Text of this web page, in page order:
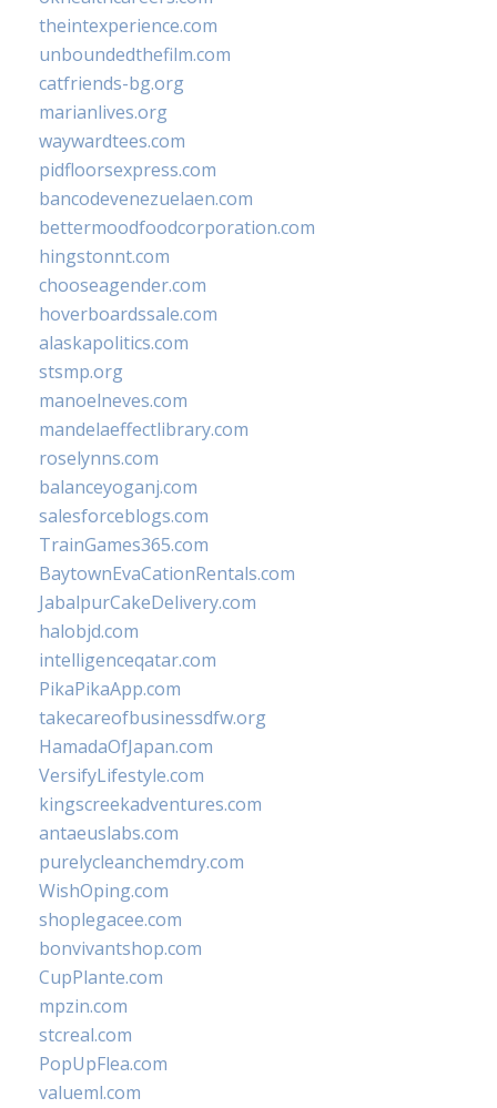
theintexperience.com
unboundedthefilm.com
catfriends-bg.org
marianlives.org
waywardtees.com
pidfloorsexpress.com
bancodevenezuelaen.com
bettermoodfoodcorporation.com
hingstonnt.com
chooseagender.com
hoverboardssale.com
alaskapolitics.com
stsmp.org
manoelneves.com
mandelaeffectlibrary.com
roselynns.com
balanceyoganj.com
salesforceblogs.com
TrainGames365.com
BaytownEvaCationRentals.com
JabalpurCakeDelivery.com
halobjd.com
intelligenceqatar.com
PikaPikaApp.com
takecareofbusinessdfw.org
HamadaOfJapan.com
VersifyLifestyle.com
kingscreekadventures.com
antaeuslabs.com
purelycleanchemdry.com
WishOping.com
shoplegacee.com
bonvivantshop.com
CupPlante.com
mpzin.com
stcreal.com
PopUpFlea.com
valueml.com